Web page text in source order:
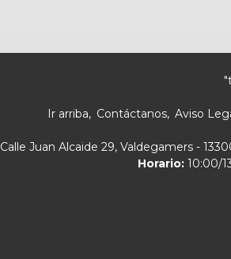
Ir arriba Contáctanos Aviso
Calle Juan Alcaide 29, Valdegamers -
Horario:10:00/